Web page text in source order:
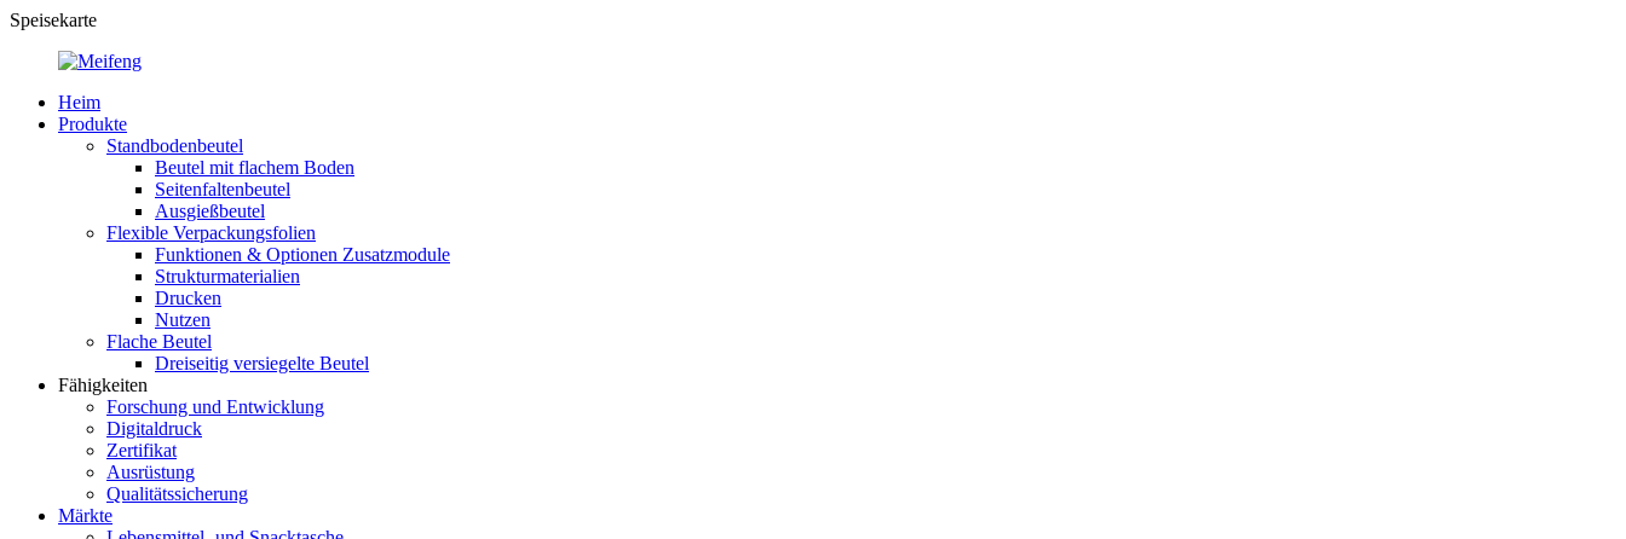
Speisekarte
Heim
Produkte
Standbodenbeutel
Beutel mit flachem Boden
Seitenfaltenbeutel
Ausgießbeutel
Flexible Verpackungsfolien
Funktionen & Optionen Zusatzmodule
Strukturmaterialien
Drucken
Nutzen
Flache Beutel
Dreiseitig versiegelte Beutel
Fähigkeiten
Forschung und Entwicklung
Digitaldruck
Zertifikat
Ausrüstung
Qualitätssicherung
Märkte